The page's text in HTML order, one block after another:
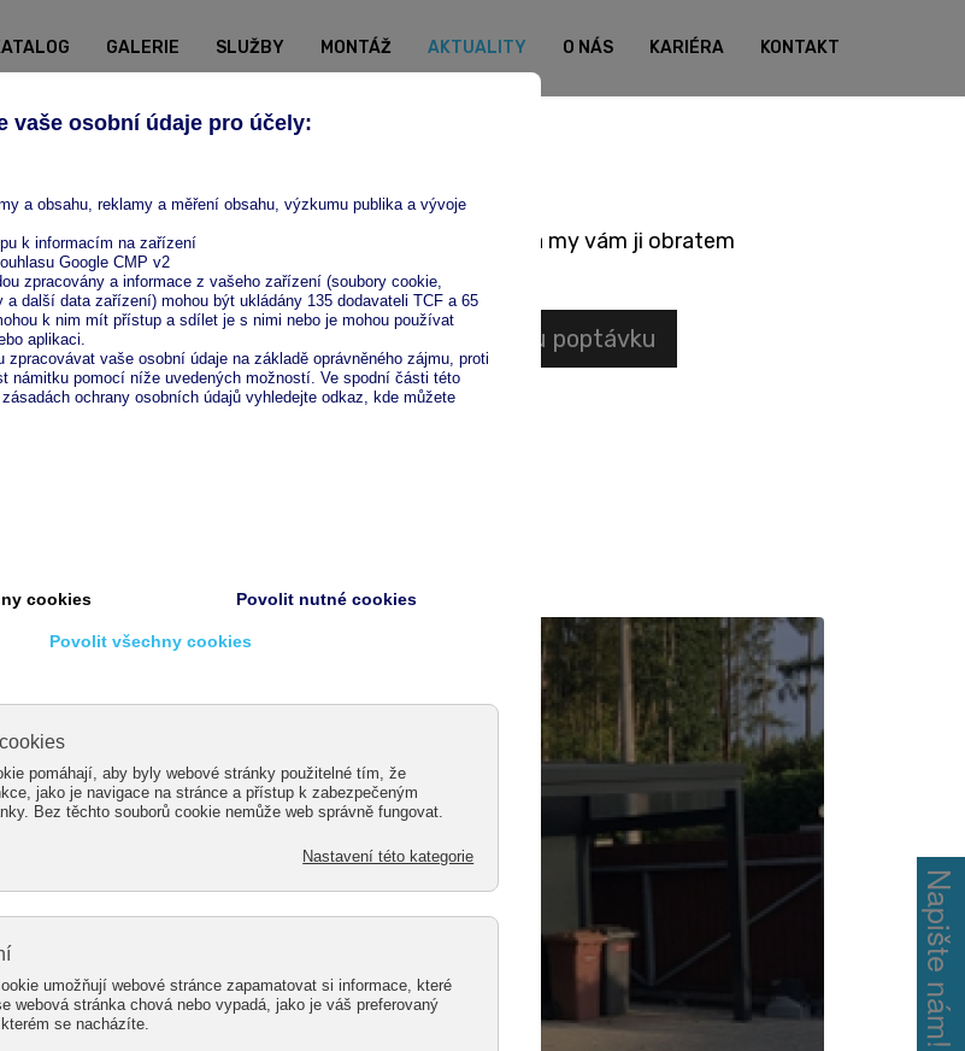
GALERIE SLUŽBY MONTÁŽ AKTUALITY O NÁS KARIÉRA KONTAKT
Ze zeptání nic nedáte!
Pošlete nám nezávaznou poptávku a my vám ji obratem
naceníme.
Odeslat nezávaznou poptávku
STÁNÍ
Napište nám!